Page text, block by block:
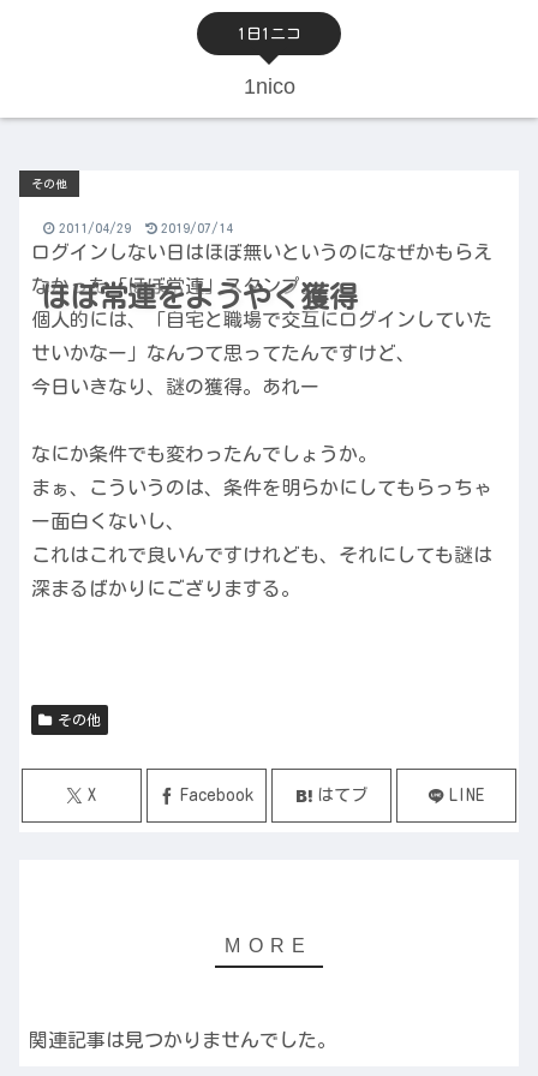
1日1ニコ
1nico
ほぼ常連をようやく獲得
その他
2011/04/29 2019/07/14
ログインしない日はほぼ無いというのになぜかもらえ
なかった「ほぼ常連」スタンプ。
個人的には、「自宅と職場で交互にログインしていた
せいかなー」なんつて思ってたんですけど、
今日いきなり、謎の獲得。あれー
なにか条件でも変わったんでしょうか。
まぁ、こういうのは、条件を明らかにしてもらっちゃ
ー面白くないし、
これはこれで良いんですけれども、それにしても謎は
深まるばかりにござりまする。
その他
X Facebook はてブ LINE
関連記事は見つかりませんでした。